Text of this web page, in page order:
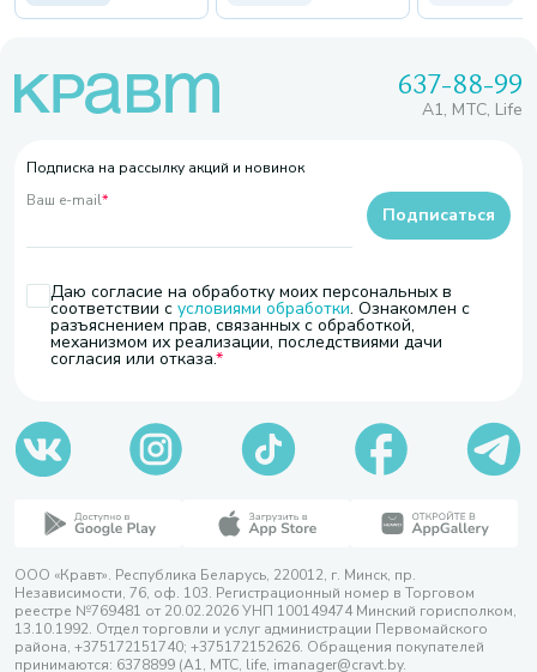
637-88-99
A1, МТС, Life
Подписка на рассылку акций и новинок
Ваш e-mail*
Даю согласие на обработку моих персональных в
соответствии с условиями обработки. Ознакомлен с
разъяснением прав, связанных с обработкой,
механизмом их реализации, последствиями дачи
согласия или отказа.
Подписаться
ООО «Кравт». Республика Беларусь, 220012, г. Минск, пр.
Независимости, 76, оф. 103. Регистрационный номер в Торговом
реестре №769481 от 20.02.2026 УНП 100149474 Минский горисполком,
13.10.1992. Отдел торговли и услуг администрации Первомайского
района, +375172151740; +375172152626. Обращения покупателей
принимаются: 6378899 (А1, МТС, life, imanager@cravt.by.